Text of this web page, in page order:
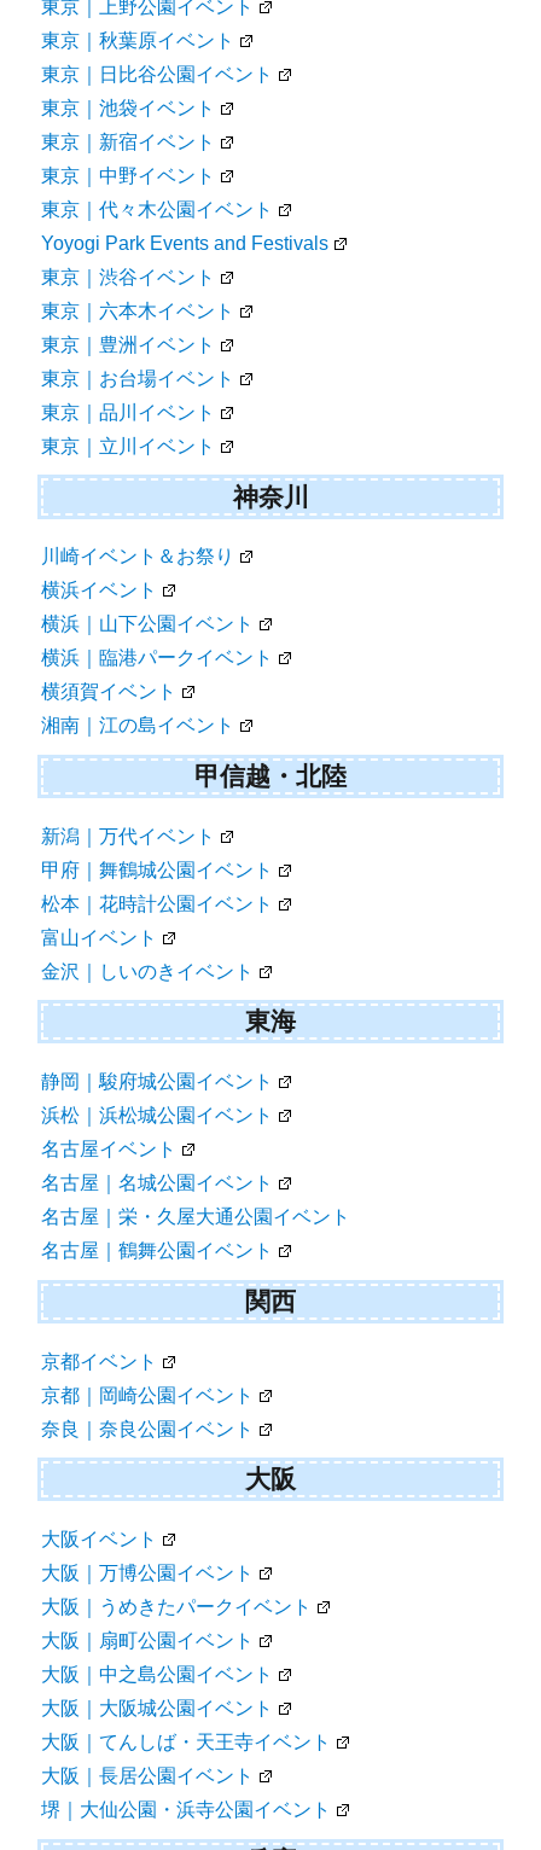
東京｜上野公園イベント
東京｜秋葉原イベント
東京｜日比谷公園イベント
東京｜池袋イベント
東京｜新宿イベント
東京｜中野イベント
東京｜代々木公園イベント
Yoyogi Park Events and Festivals
東京｜渋谷イベント
東京｜六本木イベント
東京｜豊洲イベント
東京｜お台場イベント
東京｜品川イベント
東京｜立川イベント
神奈川
川崎イベント＆お祭り
横浜イベント
横浜｜山下公園イベント
横浜｜臨港パークイベント
横須賀イベント
湘南｜江の島イベント
甲信越・北陸
新潟｜万代イベント
甲府｜舞鶴城公園イベント
松本｜花時計公園イベント
富山イベント
金沢｜しいのきイベント
東海
静岡｜駿府城公園イベント
浜松｜浜松城公園イベント
名古屋イベント
名古屋｜名城公園イベント
名古屋｜栄・久屋大通公園イベント
名古屋｜鶴舞公園イベント
関西
京都イベント
京都｜岡崎公園イベント
奈良｜奈良公園イベント
大阪
大阪イベント
大阪｜万博公園イベント
大阪｜うめきたパークイベント
大阪｜扇町公園イベント
大阪｜中之島公園イベント
大阪｜大阪城公園イベント
大阪｜てんしば・天王寺イベント
大阪｜長居公園イベント
堺｜大仙公園・浜寺公園イベント